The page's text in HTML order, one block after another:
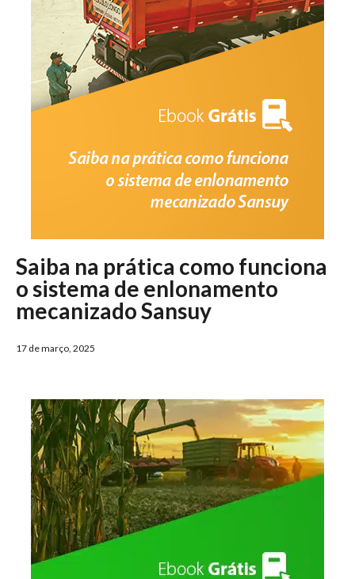
Saiba na prática como funciona
o sistema de enlonamento
mecanizado Sansuy
17 de março, 2025